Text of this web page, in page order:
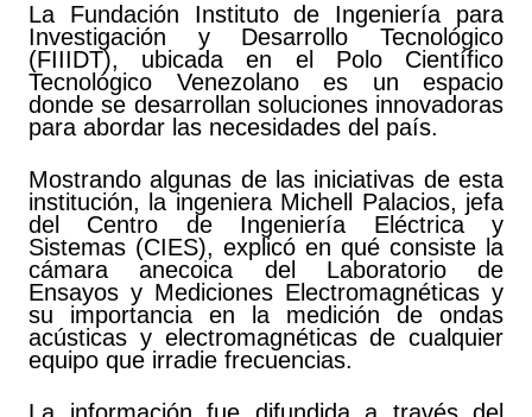
La Fundación Instituto de Ingeniería para
Investigación y Desarrollo Tecnológico
(FIIIDT), ubicada en el Polo Científico
Tecnológico Venezolano es un espacio
donde se desarrollan soluciones innovadoras
para abordar las necesidades del país.
Mostrando algunas de las iniciativas de esta
institución, la ingeniera Michell Palacios, jefa
del Centro de Ingeniería Eléctrica y
Sistemas (CIES), explicó en qué consiste la
cámara anecoica del Laboratorio de
Ensayos y Mediciones Electromagnéticas y
su importancia en la medición de ondas
acústicas y electromagnéticas de cualquier
equipo que irradie frecuencias.